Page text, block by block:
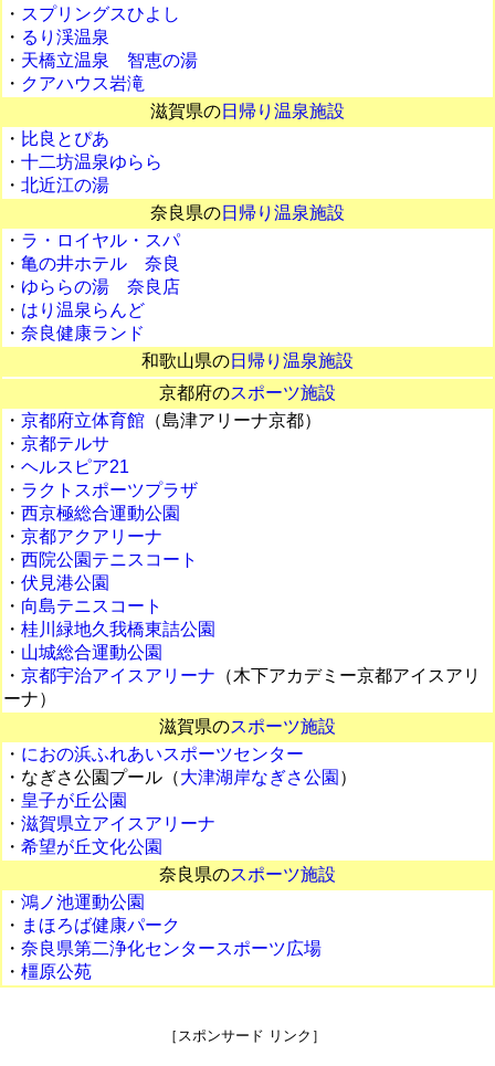
・ スプリングスひよし
・ るり渓温泉
・ 天橋立温泉 智恵の湯
・ クアハウス岩滝
滋賀県の日帰り温泉施設
・ 比良とぴあ
・ 十二坊温泉ゆらら
・ 北近江の湯
奈良県の日帰り温泉施設
・ ラ・ロイヤル・スパ
・ 亀の井ホテル 奈良
・ ゆららの湯 奈良店
・ はり温泉らんど
・ 奈良健康ランド
和歌山県の日帰り温泉施設
京都府のスポーツ施設
・ 京都府立体育館 （島津アリーナ京都）
・ 京都テルサ
・ ヘルスピア21
・ ラクトスポーツプラザ
・ 西京極総合運動公園
・ 京都アクアリーナ
・ 西院公園テニスコート
・ 伏見港公園
・ 向島テニスコート
・ 桂川緑地久我橋東詰公園
・ 山城総合運動公園
・ 京都宇治アイスアリーナ （木下アカデミー京都アイスアリ
ーナ）
滋賀県のスポーツ施設
・ におの浜ふれあいスポーツセンター
・なぎさ公園プール（大津湖岸なぎさ公園 ）
・ 皇子が丘公園
・ 滋賀県立アイスアリーナ
・ 希望が丘文化公園
奈良県のスポーツ施設
・ 鴻ノ池運動公園
・ まほろば健康パーク
・ 奈良県第二浄化センタースポーツ広場
・ 橿原公苑
［スポンサード リンク］